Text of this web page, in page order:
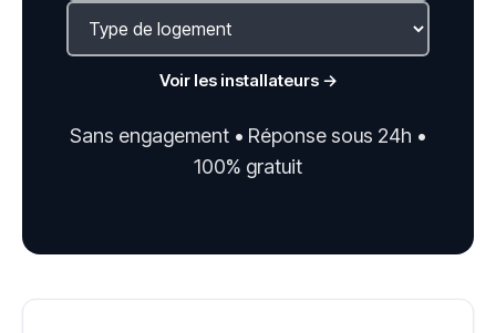
Voir les installateurs →
Sans engagement • Réponse sous 24h •
100% gratuit